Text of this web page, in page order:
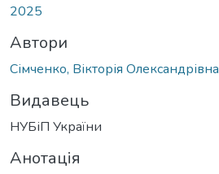
2025
Автори
Сімченко, Вікторія Олександрівна
Видавець
НУБіП України
Анотація